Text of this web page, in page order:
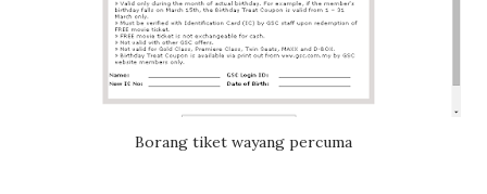
Borang tiket wayang percuma